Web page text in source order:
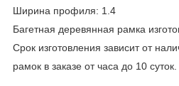
Ширина профиля: 1.4
Багетная деревянная рамка
Срок изготовления зависит от
рамок в заказе от часа до 10 суток.